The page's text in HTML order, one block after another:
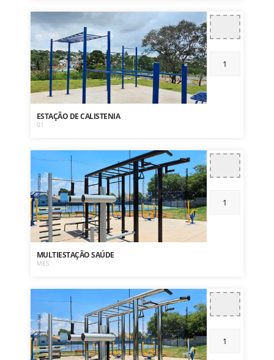
ESTAÇÃO DE CALISTENIA
01
MULTIESTAÇÃO SAÚDE
MES